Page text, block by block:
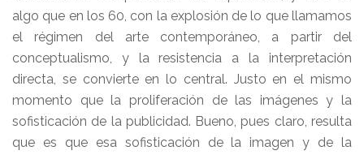
algo que en los 60, con la explosión de lo que llamamos
el régimen del arte contemporáneo, a partir del
conceptualismo, y la resistencia a la interpretación
directa, se convierte en lo central. Justo en el mismo
momento que la proliferación de las imágenes y la
sofisticación de la publicidad. Bueno, pues claro, resulta
que es que esa sofisticación de la imagen y de la